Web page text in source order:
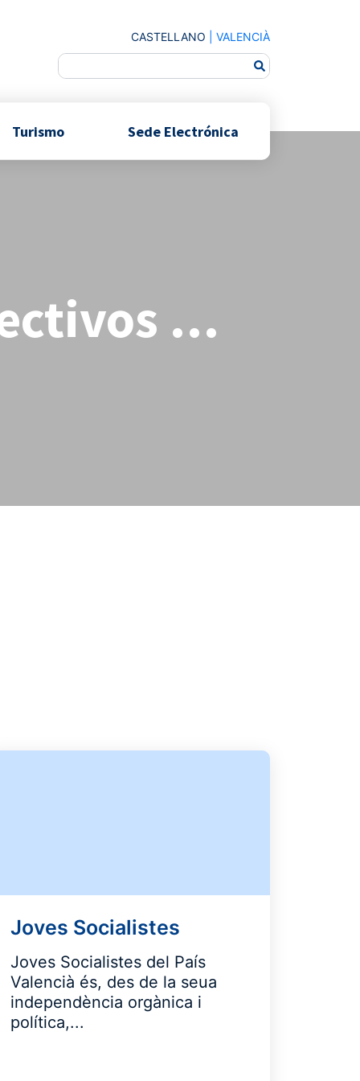
CASTELLANO VALENCIÀ
Turismo Sede Electrónica
…
Joves Socialistes
Joves Socialistes del País
Valencià és, des de la seua
independència orgànica i
política,...